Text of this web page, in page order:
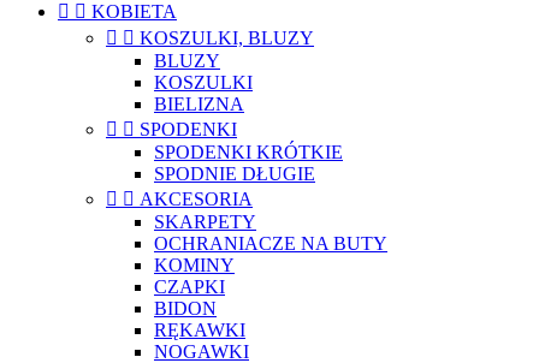
  KOBIETA
  KOSZULKI, BLUZY
BLUZY
KOSZULKI
BIELIZNA
  SPODENKI
SPODENKI KRÓTKIE
SPODNIE DŁUGIE
  AKCESORIA
SKARPETY
OCHRANIACZE NA BUTY
KOMINY
CZAPKI
BIDON
RĘKAWKI
NOGAWKI